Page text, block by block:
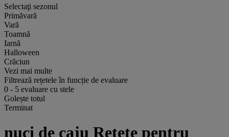
Selectaţi sezonul
Primăvară
Vară
Toamnă
Iarnă
Halloween
Crăciun
Vezi mai multe
Filtrează rețetele în funcție de evaluare
0 - 5 evaluare cu stele
Golește totul
Terminat
nuci de caju Reţete pentru